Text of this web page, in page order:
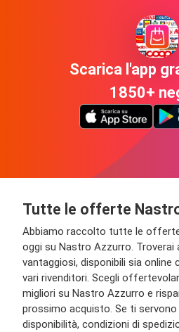
Scarica l'app
1850+
Tutte le offerte
Abbiamo raccolto tutte le
oggi su Nastro Azzurro.
vantaggiosi, disponibili sia online
vari rivenditori. Scegli
migliori su Nastro Azzurro e
prossimo acquisto. Se ti
disponibilità, condizioni di